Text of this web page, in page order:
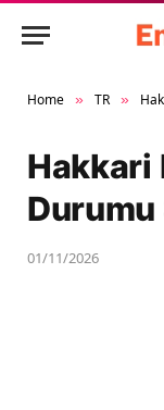
Home » TR »
Hakkari
01/11/2026